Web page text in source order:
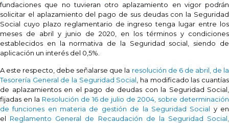
fundaciones que no tuvieran otro aplazamiento en vigor podrán
solicitar el aplazamiento del pago de sus deudas con la Seguridad
Social cuyo plazo reglamentario de ingreso tenga lugar entre los
meses de abril y junio de 2020, en los términos y condiciones
establecidos en la normativa de la Seguridad social, siendo de
aplicación un interés del 0,5%.
A este respecto, debe señalarse que la resolución de 6 de abril, de la
Tesorería General de la Seguridad Social , ha modificado las cuantías
de aplazamientos en el pago de deudas con la Seguridad Social,
fijadas en la Resolución de 16 de julio de 2004, sobre determinación
de funciones en materia de gestión de la Seguridad Social y en
el Reglamento General de Recaudación de la Seguridad Social,